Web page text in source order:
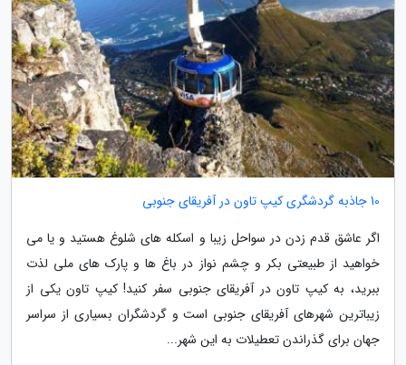
10 جاذبه گردشگری کیپ تاون در آفریقای جنوبی
اگر عاشق قدم زدن در سواحل زیبا و اسکله های شلوغ هستید و یا می
خواهید از طبیعتی بکر و چشم نواز در باغ ها و پارک های ملی لذت
ببرید، به کیپ تاون در آفریقای جنوبی سفر کنید! کیپ تاون یکی از
زیباترین شهرهای آفریقای جنوبی است و گردشگران بسیاری از سراسر
جهان برای گذراندن تعطیلات به این شهر...